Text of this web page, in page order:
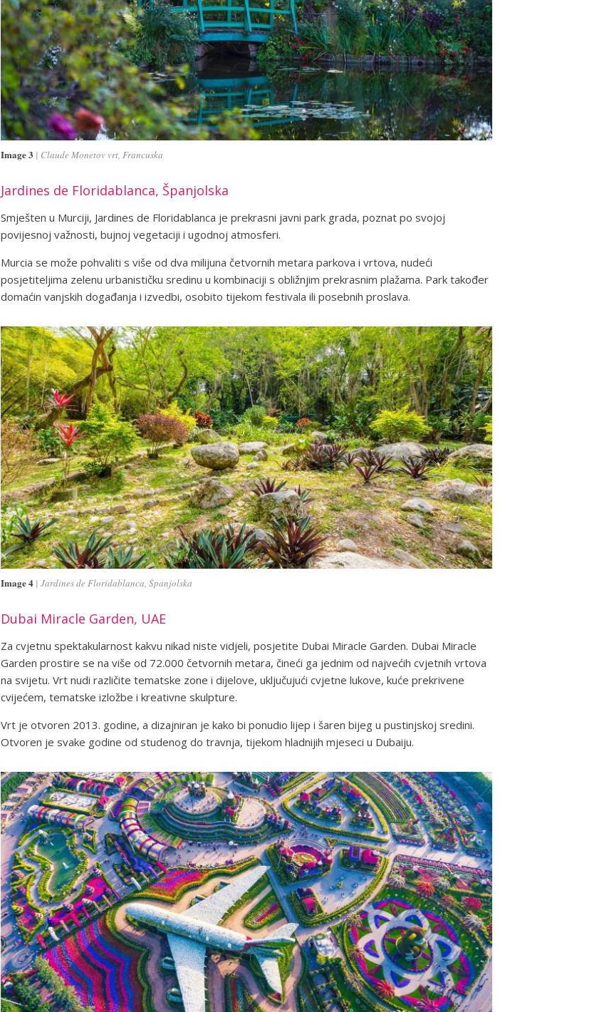
Image 3 Claude Monetov vrt, Francuska
Jardines de Floridablanca, Španjolska
Smješten u Murciji, Jardines de Floridablanca je prekrasni javni park grada, poznat po svojoj
povijesnoj važnosti, bujnoj vegetaciji i ugodnoj atmosferi.
Murcia se može pohvaliti s više od dva milijuna četvornih metara parkova i vrtova, nudeći
posjetiteljima zelenu urbanističku sredinu u kombinaciji s obližnjim prekrasnim plažama. Park također
domaćin vanjskih događanja i izvedbi, osobito tijekom festivala ili posebnih proslava.
Image 4 Jardines de Floridablanca, Španjolska
Dubai Miracle Garden, UAE
Za cvjetnu spektakularnost kakvu nikad niste vidjeli, posjetite Dubai Miracle Garden. Dubai Miracle
Garden prostire se na više od 72.000 četvornih metara, čineći ga jednim od najvećih cvjetnih vrtova
na svijetu. Vrt nudi različite tematske zone i dijelove, uključujući cvjetne lukove, kuće prekrivene
cvijećem, tematske izložbe i kreativne skulpture.
Vrt je otvoren 2013. godine, a dizajniran je kako bi ponudio lijep i šaren bijeg u pustinjskoj sredini.
Otvoren je svake godine od studenog do travnja, tijekom hladnijih mjeseci u Dubaiju.